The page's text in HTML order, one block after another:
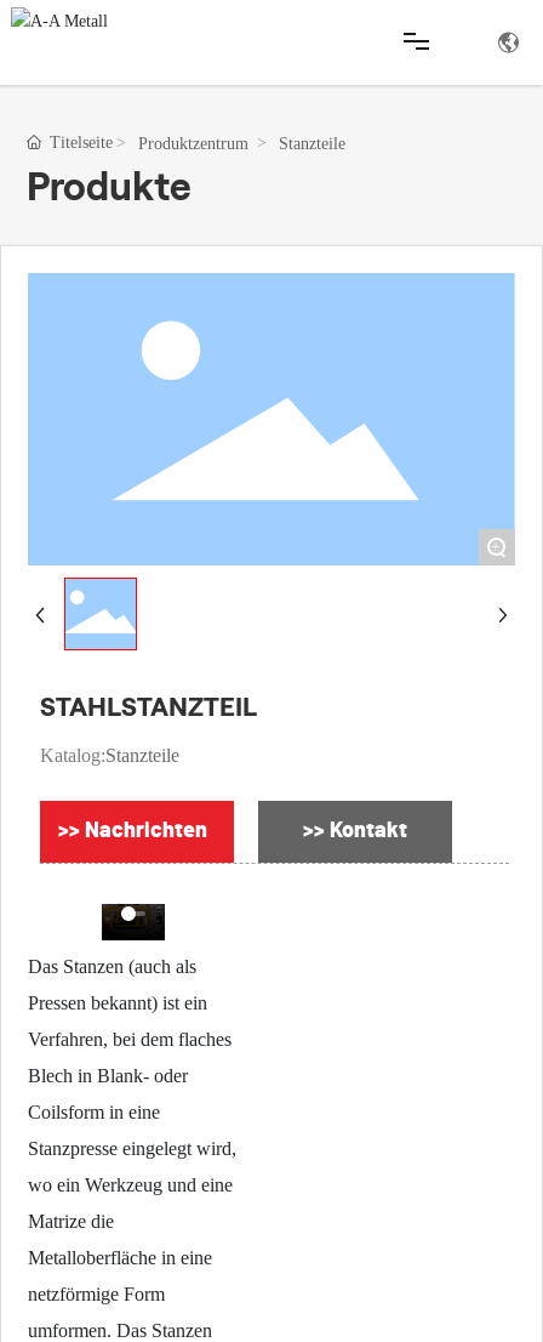
Nachrichten
Titelseite Produktzentrum Stanzteile
Produkte
+
STAHLSTANZTEIL
Katalog:Stanzteile
>> Nachrichten >> Kontakt
Das Stanzen (auch als
Pressen bekannt) ist ein
Verfahren, bei dem flaches
Blech in Blank- oder
Coilsform in eine
Stanzpresse eingelegt wird,
wo ein Werkzeug und eine
Matrize die
Metalloberfläche in eine
netzförmige Form
umformen. Das Stanzen